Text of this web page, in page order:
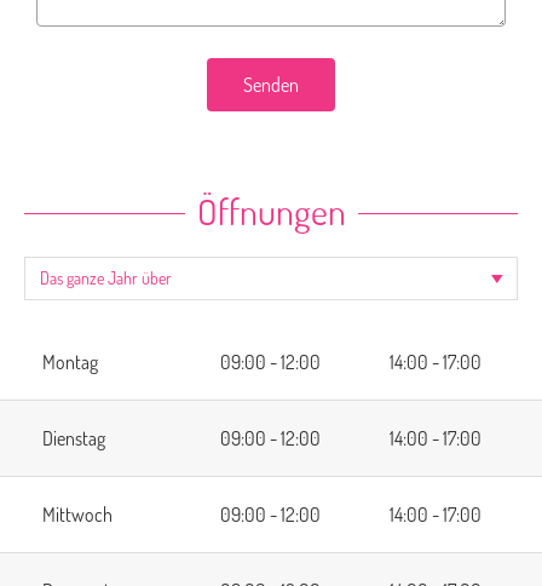
Senden
Öffnungen
Montag 09:00 - 12:00 14:00 - 17:00
Dienstag 09:00 - 12:00 14:00 - 17:00
Mittwoch 09:00 - 12:00 14:00 - 17:00